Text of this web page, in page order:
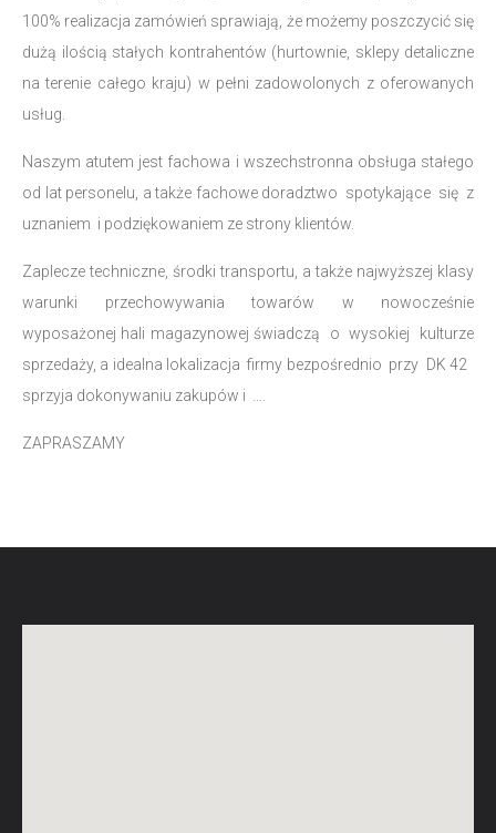
100% realizacja zamówień sprawiają, że możemy poszczycić się
dużą ilością stałych kontrahentów (hurtownie, sklepy detaliczne
na terenie całego kraju) w pełni zadowolonych z oferowanych
usług.
Naszym atutem jest fachowa i wszechstronna obsługa stałego
od lat personelu, a także fachowe doradztwo spotykające się z
uznaniem i podziękowaniem ze strony klientów.
Zaplecze techniczne, środki transportu, a także najwyższej klasy
warunki przechowywania towarów w nowocześnie
wyposażonej hali magazynowej świadczą o wysokiej kulturze
sprzedaży, a idealna lokalizacja firmy bezpośrednio przy DK 42
sprzyja dokonywaniu zakupów i ….
ZAPRASZAMY